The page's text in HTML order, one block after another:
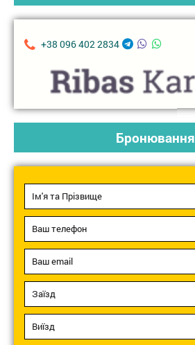
+38 096 402 2834
Бронювання